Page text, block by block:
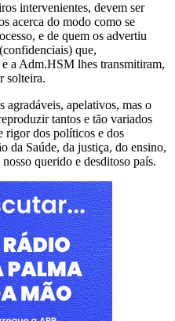
intervenientes, devem ser
acerca do modo como se
e de quem os advertiu
que,
a Adm.HSM lhes transmitiram,
solteira.
agradáveis, apelativos, mas o
tantos e tão variados
rigor dos políticos e dos
da Saúde, da justiça, do ensino,
querido e desditoso país.